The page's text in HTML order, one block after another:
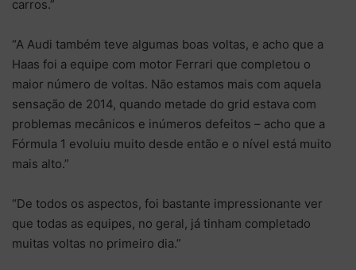
carros.”
“A Audi também teve algumas boas voltas, e acho que a
Haas foi a equipe com motor Ferrari que completou o
maior número de voltas. Não estamos mais com aquela
sensação de 2014, quando metade do grid estava com
problemas mecânicos e inúmeros defeitos – acho que a
Fórmula 1 evoluiu muito desde então e o nível está muito
mais alto.”
“De todos os aspectos, foi bastante impressionante ver
que todas as equipes, no geral, já tinham completado
muitas voltas no primeiro dia.”